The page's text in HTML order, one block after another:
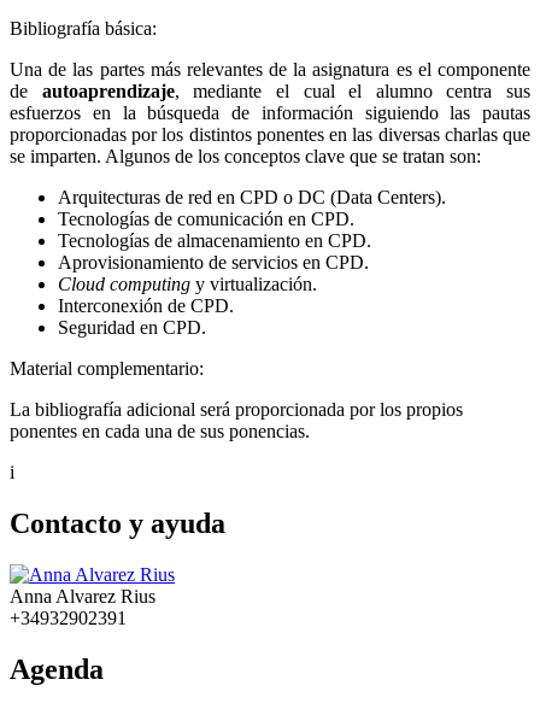
Bibliografía básica:
Una de las partes más relevantes de la asignatura es el componente
de autoaprendizaje, mediante el cual el alumno centra sus
esfuerzos en la búsqueda de información siguiendo las pautas
proporcionadas por los distintos ponentes en las diversas charlas que
se imparten. Algunos de los conceptos clave que se tratan son:
Arquitecturas de red en CPD o DC (Data Centers).
Tecnologías de comunicación en CPD.
Tecnologías de almacenamiento en CPD.
Aprovisionamiento de servicios en CPD.
Cloud computing y virtualización.
Interconexión de CPD.
Seguridad en CPD.
Material complementario:
La bibliografía adicional será proporcionada por los propios
ponentes en cada una de sus ponencias.
i
Contacto y ayuda
Anna Alvarez Rius
+34932902391
Agenda